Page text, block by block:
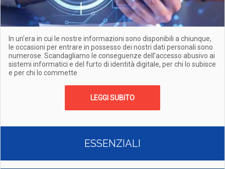
In un'era in cui le nostre informazioni sono disponibili a chiunque,
le occasioni per entrare in possesso dei nostri dati personali sono
numerose. Scandagliamo le conseguenze dell’accesso abusivo ai
sistemi informatici e del furto di identità digitale, per chi lo subisce
e per chi lo commette
LEGGI SUBITO
ESSENZIALI